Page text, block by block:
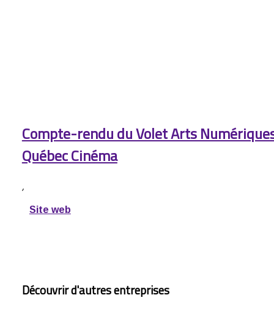
Compte-rendu du Volet Arts
Québec Cinéma
,
Site web
Découvrir d'autres entreprises